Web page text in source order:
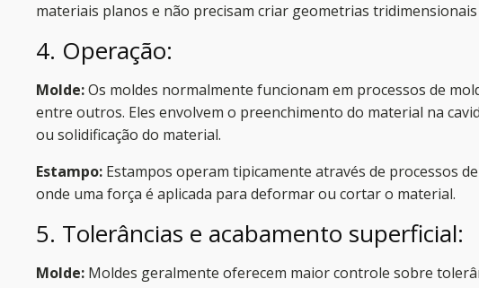
materiais planos e não precisam criar geometrias tridimensionais
4. Operação:
Molde:Os moldes normalmente funcionam em processos de
entre outros. Eles envolvem o preenchimento do material na
ou solidificação do material.
Estampo: Estampos operam tipicamente através de processos
onde uma força é aplicada para deformar ou cortar o material.
5. Tolerâncias e acabamento superficial:
Molde: Moldes geralmente oferecem maior controle sobre